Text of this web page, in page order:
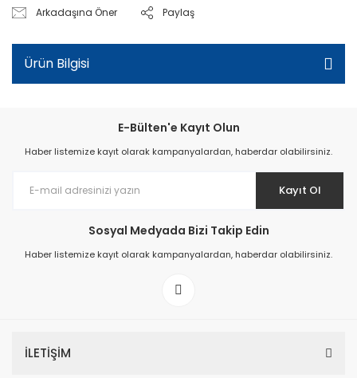
Arkadaşına Öner Paylaş
Ürün Bilgisi
E-Bülten'e Kayıt Olun
Haber listemize kayıt olarak kampanyalardan, haberdar olabilirsiniz.
Kayıt Ol
Sosyal Medyada Bizi Takip Edin
Haber listemize kayıt olarak kampanyalardan, haberdar olabilirsiniz.
İLETİŞİM